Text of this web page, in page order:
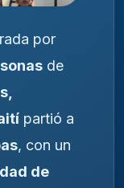
por
de
partió a
, con un
de